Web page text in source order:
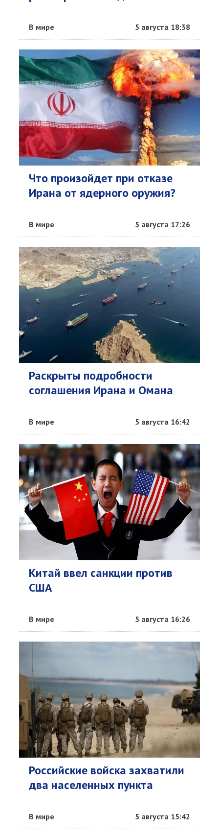
В мире 5 августа 18:38
Что произойдет при отказе
Ирана от ядерного оружия?
В мире 5 августа 17:26
Раскрыты подробности
соглашения Ирана и Омана
В мире 5 августа 16:42
Китай ввел санкции против
США
В мире 5 августа 16:26
Российские войска захватили
два населенных пункта
В мире 5 августа 15:42